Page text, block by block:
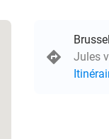
Brussel
Jules